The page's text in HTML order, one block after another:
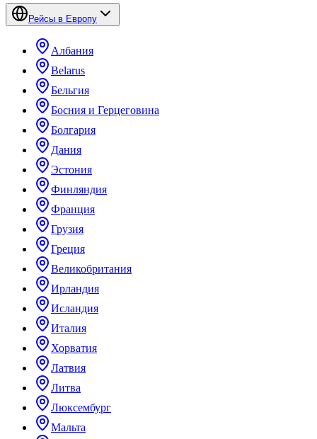
Рейсы в Европу
Албания
Belarus
Бельгия
Босния и Герцеговина
Болгария
Дания
Эстония
Финляндия
Франция
Грузия
Греция
Великобритания
Ирландия
Исландия
Италия
Хорватия
Латвия
Литва
Люксембург
Мальта